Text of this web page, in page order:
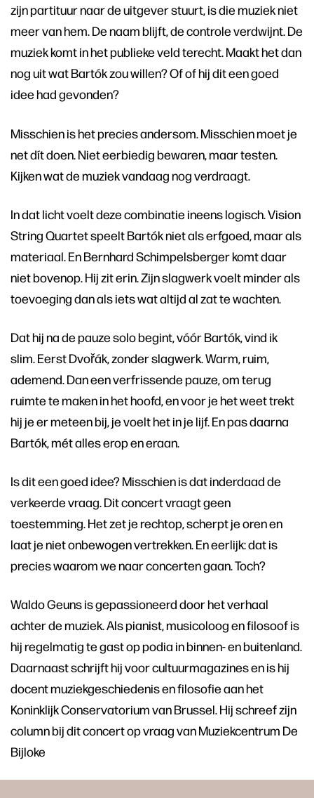
zijn partituur naar de uitgever stuurt, is die muziek niet
meer van hem. De naam blijft, de controle verdwijnt. De
muziek komt in het publieke veld terecht. Maakt het dan
nog uit wat Bartók zou willen? Of of hij dit een goed
idee had gevonden?
Misschien is het precies andersom. Misschien moet je
net dít doen. Niet eerbiedig bewaren, maar testen.
Kijken wat de muziek vandaag nog verdraagt.
In dat licht voelt deze combinatie ineens logisch. Vision
String Quartet speelt Bartók niet als erfgoed, maar als
materiaal. En Bernhard Schimpelsberger komt daar
niet bovenop. Hij zit erin. Zijn slagwerk voelt minder als
toevoeging dan als iets wat altijd al zat te wachten.
Dat hij na de pauze solo begint, vóór Bartók, vind ik
slim. Eerst Dvořák, zonder slagwerk. Warm, ruim,
ademend. Dan een verfrissende pauze, om terug
ruimte te maken in het hoofd, en voor je het weet trekt
hij je er meteen bij, je voelt het in je lijf. En pas daarna
Bartók, mét alles erop en eraan.
Is dit een goed idee? Misschien is dat inderdaad de
verkeerde vraag. Dit concert vraagt geen
toestemming. Het zet je rechtop, scherpt je oren en
laat je niet onbewogen vertrekken. En eerlijk: dat is
precies waarom we naar concerten gaan. Toch?
Waldo Geuns is gepassioneerd door het verhaal
achter de muziek. Als pianist, musicoloog en filosoof is
hij regelmatig te gast op podia in binnen- en buitenland.
Daarnaast schrijft hij voor cultuurmagazines en is hij
docent muziekgeschiedenis en filosofie aan het
Koninklijk Conservatorium van Brussel. Hij schreef zijn
column bij dit concert op vraag van Muziekcentrum De
Bijloke